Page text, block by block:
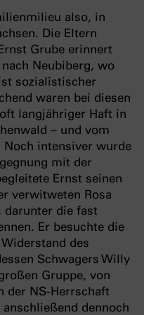
also, in
Die Eltern
Grube erinnert
Neubiberg, wo
sozialis­tischer
waren bei diesen
langjähriger Haft in
– und vom
Noch intensiver wurde
mit der
Ernst seinen
verwitweten Rosa
darunter die fast
Er besuchte die
des
Schwagers Willy
Gruppe, von
der NS-Herrschaft
dennoch